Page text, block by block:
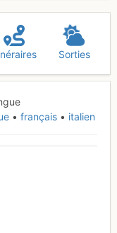
Sorties
français italien